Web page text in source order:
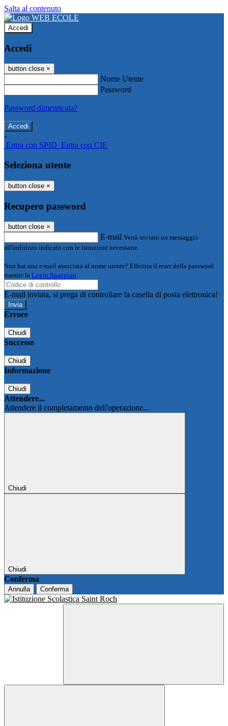
Salta al contenuto
Accedi
Accedi
button close ×
Nome Utente
Password
Password dimenticata?
-
Entra con SPID Entra con CIE
Seleziona utente
button close ×
Recupero password
button close ×
E-mail Verrà inviato un messaggio
all'indirizzo indicato con le istruzioni necessarie.
Non hai una e-mail associata al nome utente? Effettua il reset della password
tramite la Login Spaggiari
E-mail inviata, si prega di controllare la casella di posta elettronica!
Errore
Chiudi
Successo
Chiudi
Informazione
Chiudi
Attendere...
Attendere il completamento dell'operazione...
Chiudi
Chiudi
Conferma
Annulla Conferma